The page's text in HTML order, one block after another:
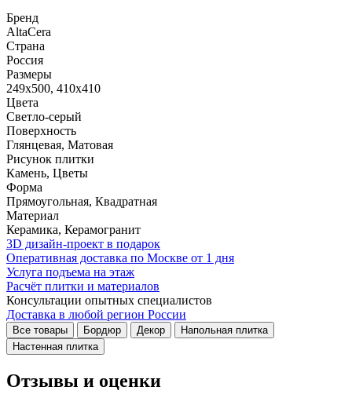
Бренд
AltaCera
Страна
Россия
Размеры
249x500, 410x410
Цвета
Светло-серый
Поверхность
Глянцевая, Матовая
Рисунок плитки
Камень, Цветы
Форма
Прямоугольная, Квадратная
Материал
Керамика, Керамогранит
3D дизайн-проект в подарок
Оперативная доставка по Москве от 1 дня
Услуга подъема на этаж
Расчёт плитки и материалов
Консультации опытных специалистов
Доставка в любой регион России
Все товары Бордюр Декор
Напольная плитка
Настенная плитка
Отзывы и оценки